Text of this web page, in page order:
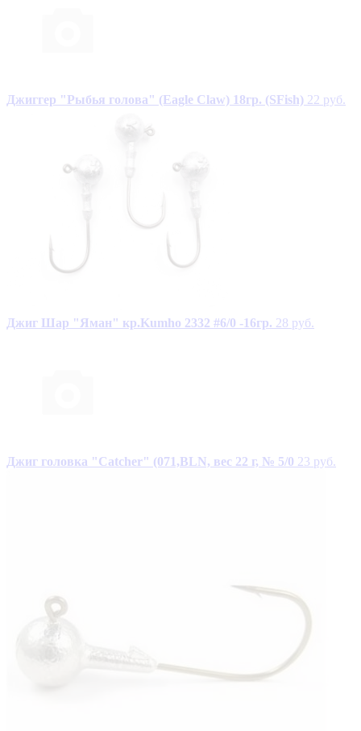
Джиггер "Рыбья голова" (Eagle Claw) 18гр. (SFish) 22 руб.
Джиг Шар "Яман" кр.Kumho 2332 #6/0 -16гр. 28 руб.
Джиг головка "Catcher" (071,BLN, вес 22 г, № 5/0 23 руб.